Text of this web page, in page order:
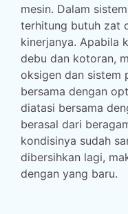
mesin. Dalam
terhitung butuh zat
kinerjanya. Apabila
debu dan kotoran,
oksigen dan sistem
bersama dengan
diatasi bersama
berasal dari
kondisinya sudah
dibersihkan lagi,
dengan yang baru.